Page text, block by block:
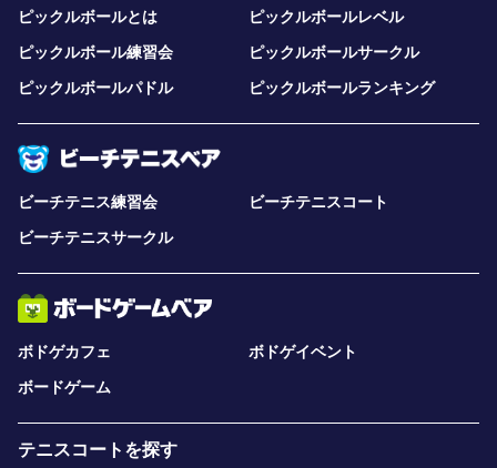
ピックルボールとは
ピックルボールレベル
ピックルボール練習会
ピックルボールサークル
ピックルボールパドル
ピックルボールランキング
ビーチテニス練習会
ビーチテニスコート
ビーチテニスサークル
ボドゲカフェ
ボドゲイベント
ボードゲーム
テニスコートを探す